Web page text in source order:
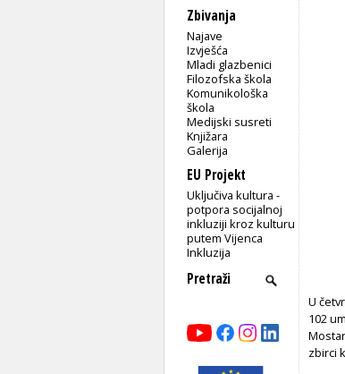
Zbivanja
Najave
Izvješća
Mladi glazbenici
Filozofska škola
Komunikološka
škola
Medijski susreti
Knjižara
Galerija
EU Projekt
Uključiva kultura -
potpora socijalnoj
inkluziji kroz kulturu
putem Vijenca
Inkluzija
U
102
zbirci